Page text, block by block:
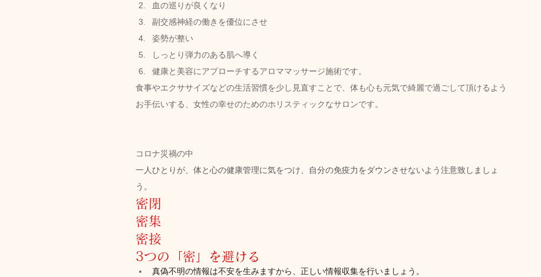
血の巡りが良くなり
副交感神経の働きを優位にさせ
姿勢が整い
しっとり弾力のある肌へ導く
健康と美容にアプローチするアロママッサージ施術です。
食事やエクササイズなどの生活習慣を少し見直すことで、体も心も元気で綺麗で過ごして頂けるよう
お手伝いする、女性の幸せのためのホリスティックなサロンです。
コロナ災禍の中
一人ひとりが、体と心の健康管理に気をつけ、自分の免疫力をダウンさせないよう注意致しましょ
う。
密閉
密集
密接
3つの「密」を避ける
真偽不明の情報は不安を生みますから、正しい情報収集を行いましょう。